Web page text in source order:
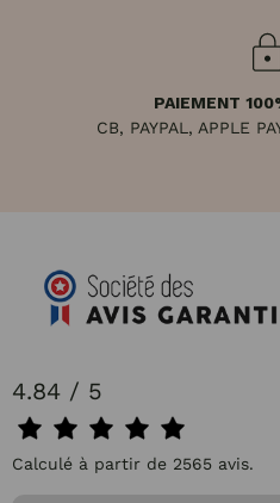
PAIEMENT
CB, PAYPAL, APPLE
4.84 / 5
Calculé à partir de 2565 avis.